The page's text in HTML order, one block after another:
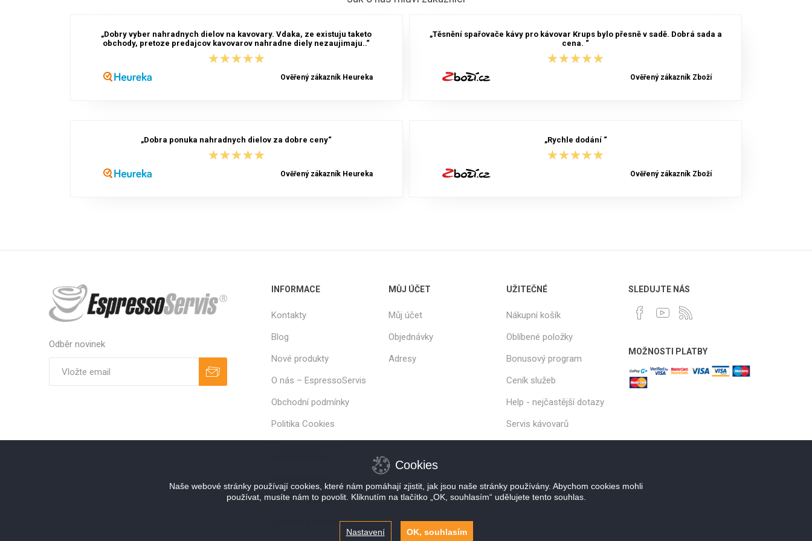
„Dobry vyber nahradnych dielov na kavovary. Vdaka, ze existuju taketo
obchody, pretoze predajcov kavovarov nahradne diely nezaujimaju..“
★★★★★
★★★★★
Ověřený zákazník Heureka
„Těsnění spařovače kávy pro kávovar Krups bylo přesně v sadě. Dobrá sada a
cena. “
★★★★★
★★★★★
Ověřený zákazník Zboží
„Dobra ponuka nahradnych dielov za dobre ceny“
★★★★★
★★★★★
Ověřený zákazník Heureka
„Rychle dodání “
★★★★★
★★★★★
Ověřený zákazník Zboží
Odběr novinek
INFORMACE
Kontakty
Blog
Nové produkty
O nás – EspressoServis
Obchodní podmínky
Politika Cookies
Doprava a platby
Výměna a vrácení
MŮJ ÚČET
Můj účet
Objednávky
Adresy
UŽITEČNÉ
Nákupní košík
Oblíbené položky
Bonusový program
Ceník služeb
Help - nejčastější dotazy
Servis kávovarů
SLEDUJTE NÁS
MOŽNOSTI PLATBY
Cookies
Naše webové stránky používají cookies, které nám pomáhají zjistit, jak jsou naše stránky používány. Abychom cookies mohli
používat, musíte nám to povolit. Kliknutím na tlačítko „OK, souhlasím“ udělujete tento souhlas.
Nastavení OK, souhlasím